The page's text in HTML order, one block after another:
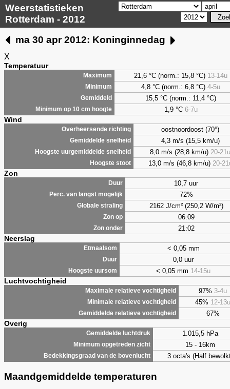
Weerstatistieken
Rotterdam - 2012
ma 30 apr 2012: Koninginnedag
X
Temperatuur
Maximum 21,6 °C (norm.: 15,8 °C) 13-14u
Minimum 4,8 °C (norm.: 6,8 °C) 4-5u
Gemiddeld 15,5 °C (norm.: 11,4 °C)
Minimum op 10 cm hoogte 1,9°C 6-7u
Wind
Overheersende richting oostnoordoost (70°)
Gemiddelde snelheid 4,3 m/s (15,5 km/u)
Hoogste uurgemiddelde snelheid 8,0 m/s (28,8 km/u) 20-21u
Hoogste stoot 13,0 m/s (46,8 km/u) 20-
Zon
Duur 10,7 uur
Perc. van langst mogelijk 72%
Globale straling 2162 J/cm² (250,2 W/m²)
Zon op 06:09
Zon onder 21:02
Neerslag
Etmaalsom < 0,05 mm
Duur 0,0 uur
Hoogste uursom < 0,05 mm 14-15u
Luchtvochtigheid
Maximale relatieve vochtigheid 97% 3-4u
Minimale relatieve vochtigheid 45% 12-13u
Gemiddelde relatieve vochtigheid 67%
Overig
Gemiddelde luchtdruk 1.015,5 hPa
Minimum opgetreden zicht 15 - 16km
Bedekkingsgraad van de bovenlucht 3 octa's (Half
Maandgemiddelde temperaturen